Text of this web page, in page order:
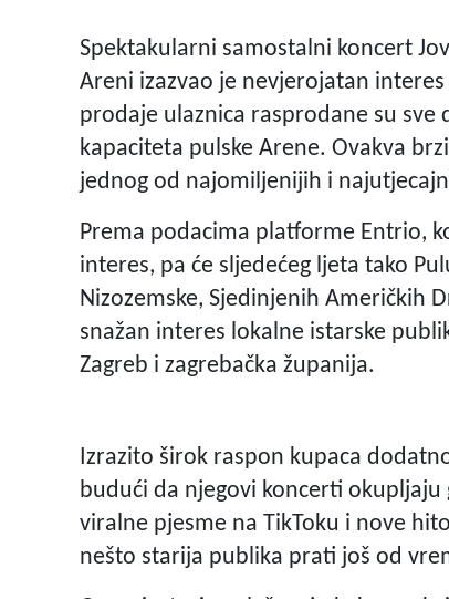
Spektakularni samostalni koncert
Areni izazvao je nevjerojatan
prodaje ulaznica rasprodane su
kapaciteta pulske Arene. Ovakva
jednog od najomiljenijih i
Prema podacima platforme Entrio,
interes, pa će sljedećeg ljeta tako
Nizozemske, Sjedinjenih Američkih
snažan interes lokalne istarske
Zagreb i zagrebačka županija.
Izrazito širok raspon kupaca
budući da njegovi koncerti
viralne pjesme na TikToku i nove
nešto starija publika prati još od